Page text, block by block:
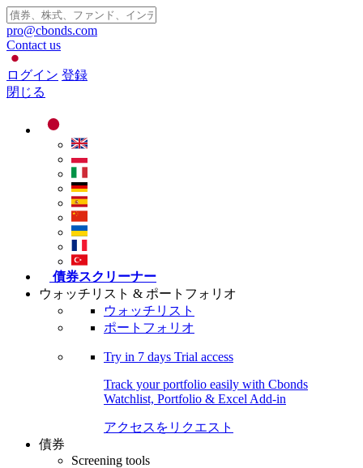
pro@cbonds.com
Contact us
ログイン 登録
閉じる
債券スクリーナー
ウォッチリスト & ポートフォリオ
ウォッチリスト
ポートフォリオ
Try in 7 days Trial access
Track your portfolio easily with Cbonds
Watchlist, Portfolio & Excel Add-in
アクセスをリクエスト
債券
Screening tools